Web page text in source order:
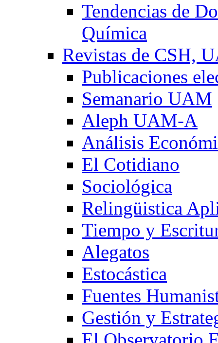
Tendencias de
Química
Revistas de CSH,
Publicaciones
Semanario UAM
Aleph UAM-A
Análisis
El Cotidiano
Sociológica
Relingüistica
Tiempo y
Alegatos
Estocástica
Fuentes
Gestión y